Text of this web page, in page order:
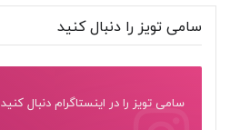
سامی تویز را دنبال کنید
سامی تویز را در اینستاگرام دنبال کنید